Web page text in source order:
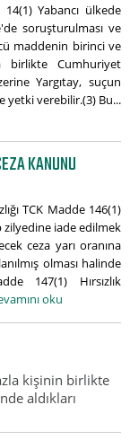
Yabancı ülkede
soruşturulması ve
maddenin birinci ve
birlikte Cumhuriyet
Yargıtay, suçun
yetki verebilir.(3) Bu...
KANUNU
TCK Madde 146(1)
zilyedine iade edilmek
ceza yarı oranına
olması halinde
147(1) Hırsızlık
oku
kişinin birlikte
aldıkları